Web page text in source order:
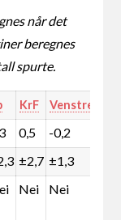
når det
beregnes
spurte.
KrF Venstre
0,5 -0,2
±2,7 ±1,3
Nei Nei